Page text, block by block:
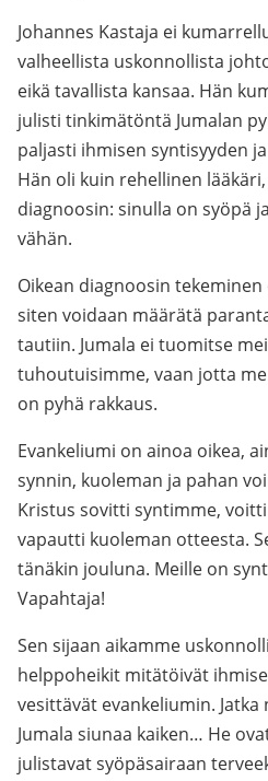
Johannes Kastaja ei
valheellista uskonnollista
eikä tavallista kansaa. Hän
julisti tinkimätöntä Jumalan
paljasti ihmisen syntisyyden
Hän oli kuin rehellinen
diagnoosin: sinulla on syöpä
vähän.
Oikean diagnoosin
siten voidaan määrätä
tautiin. Jumala ei tuomitse
tuhoutuisimme, vaan jotta
on pyhä rakkaus.
Evankeliumi on ainoa oikea,
synnin, kuoleman ja pahan
Kristus sovitti syntimme,
vapautti kuoleman otteesta.
tänäkin jouluna. Meille on
Vapahtaja!
Sen sijaan aikamme
helppoheikit mitätöivät
vesittävät evankeliumin.
Jumala siunaa kaiken… He
julistavat syöpäsairaan